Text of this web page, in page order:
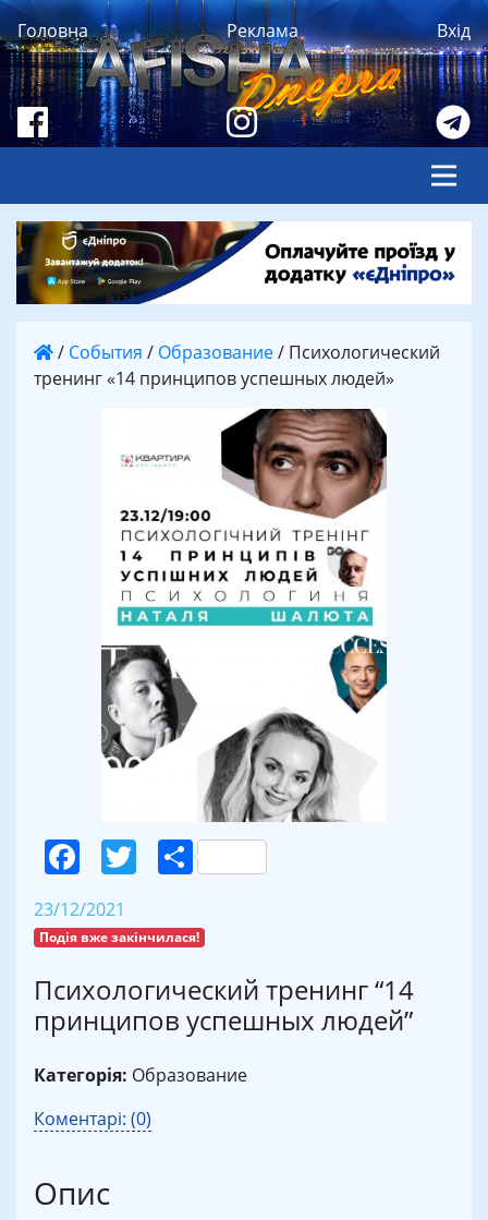
Головна Реклама Вхід
/ События / Образование/ Психологический
тренинг «14 принципов успешных людей»
Facebook
Twitter
Поділитися
23/12/2021
Подія вже закінчилася!
Психологический тренинг “14
принципов успешных людей”
Категорія: Образование
Коментарі: (0)
Опис